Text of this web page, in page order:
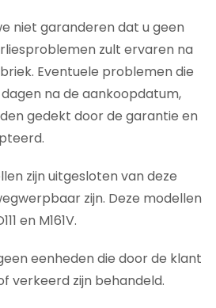
niet garanderen dat u geen
zult ervaren na
Eventuele problemen die
na de aankoopdatum,
gedekt door de garantie en
zijn uitgesloten van deze
zijn. Deze modellen
en M161V.
eenheden die door de klant
verkeerd zijn behandeld.